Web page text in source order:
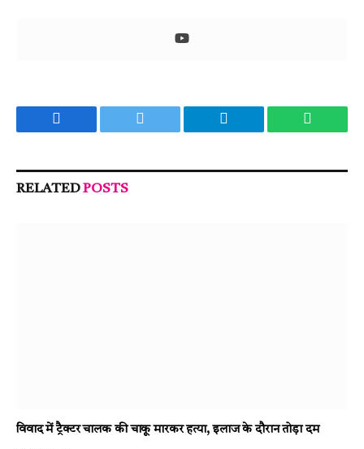
Facebook Twitter Telegram
RELATEDPOSTS
विवाद में ट्रैक्टर चालक की चाकू मारकर हत्या, इलाज के दौरान तोड़ा दम